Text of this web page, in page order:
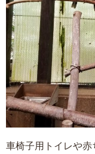
車椅子用トイレや